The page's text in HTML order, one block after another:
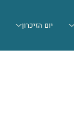
יום הזיכרון